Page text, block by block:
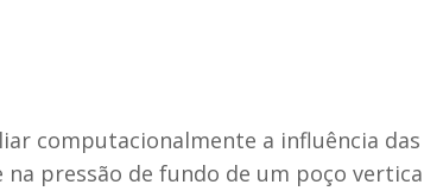
computacionalmente a influência
pressão de fundo de um poço